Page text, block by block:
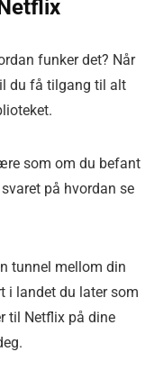
funker det? Når
du få tilgang til alt
som om du befant
på hvordan se
tunnel mellom din
i landet du later som
til Netflix på dine